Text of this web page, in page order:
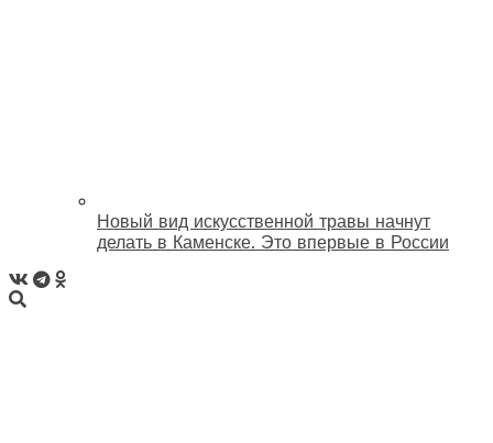
Новый вид искусственной травы начнут
делать в Каменске. Это впервые в России